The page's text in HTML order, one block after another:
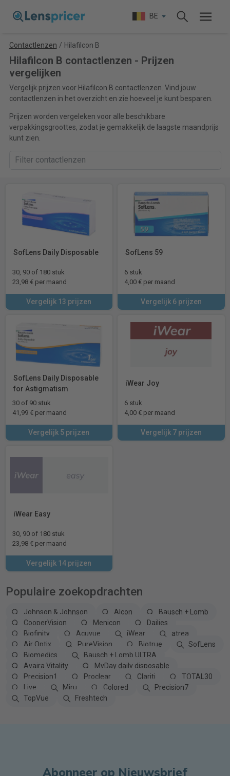
BE
Contactlenzen / Hilafilcon B
Hilafilcon B contactlenzen - Prijzen
vergelijken
Vergelijk prijzen voor Hilafilcon B contactlenzen. Vind jouw
contactlenzen in het overzicht en zie hoeveel je kunt besparen.
Prijzen worden vergeleken voor alle beschikbare
verpakkingsgroottes, zodat je gemakkelijk de laagste maandprijs
kunt zien.
SofLens Daily Disposable
30, 90 of 180 stuk
23,98 € per maand
Vergelijk 13 prijzen
SofLens 59
6 stuk
4,00 € per maand
Vergelijk 6 prijzen
SofLens Daily Disposable
for Astigmatism
30 of 90 stuk
41,99 € per maand
Vergelijk 5 prijzen
iWear Joy
6 stuk
4,00 € per maand
Vergelijk 7 prijzen
iWear Easy
30, 90 of 180 stuk
23,98 € per maand
Vergelijk 14 prijzen
Populaire zoekopdrachten
Johnson & Johnson Alcon
Bausch + Lomb
CooperVision
Menicon
Dailies
Biofinity
Acuvue iWear
atrea
Air Optix
PureVision Biotrue
SofLens
Biomedics
Bausch + Lomb ULTRA
Avaira Vitality
MyDay daily disposable
Precision1
Proclear Clariti
TOTAL30
Live
Miru Colored
Precision7
TopVue
Freshtech
Abonneer op Nieuwsbrief